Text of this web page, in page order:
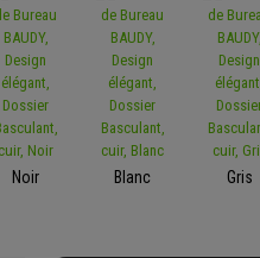
Noir Blanc Gris